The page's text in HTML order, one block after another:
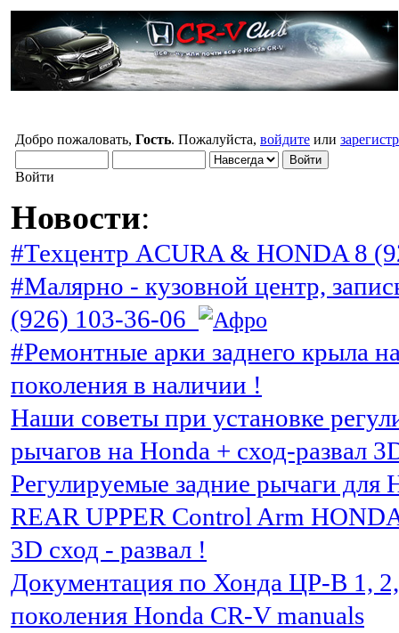
Добро пожаловать, Гость. Пожалуйста, войдите или
Войти
Новости:
#Техцентр ACURA & HONDA 8
#Малярно - кузовной центр,
(926) 103-36-06
#Ремонтные арки заднего крыла
поколения в наличии !
Наши советы при установке
рычагов на Honda + сход-развал
Регулируемые задние рычаги для
REAR UPPER Control Arm
3D сход - развал !
Документация по Хонда ЦР-В 1,
поколения Honda CR-V manuals